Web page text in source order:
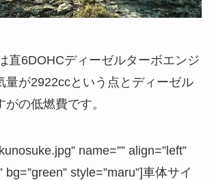
直6DOHCディーゼルターボエンジ
量が2922ccという点とディーゼル
の低燃費です。
name=”” align=”left”
bg=”green” style=”maru”]車体サイ